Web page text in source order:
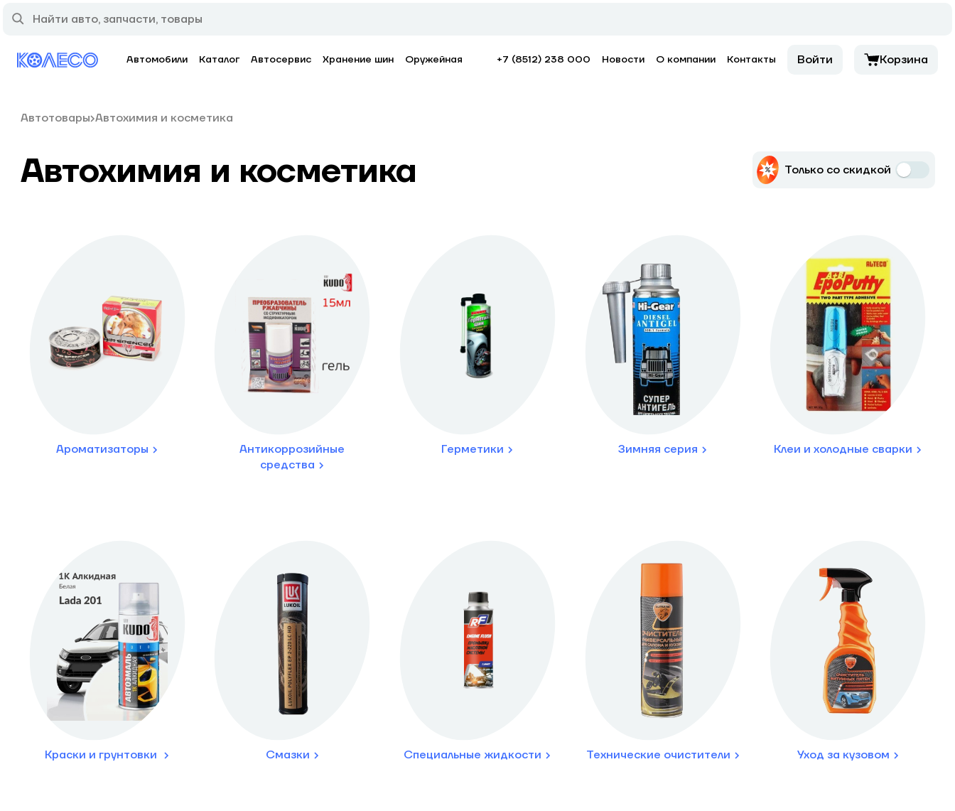
Автомобили Каталог Автосервис Хранение шин Оружейная +7 (8512) 238 000 Новости О компании Контакты Войти Корзина
Автотовары Автохимия и косметика
Автохимия и косметика Только со скидкой
Ароматизаторы
Антикоррозийные
средства
Герметики Зимняя серия Клеи и холодные сварки
Краски и грунтовки Смазки Специальные жидкости Технические очистители Уход за кузовом